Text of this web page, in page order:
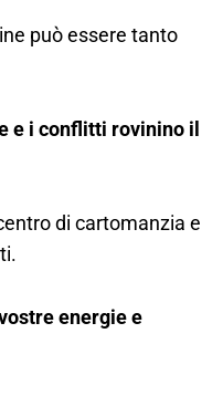
può essere tanto
e i conflitti rovinino il
di cartomanzia e
energie e